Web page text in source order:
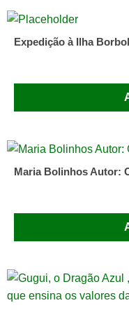
Expedição à Ilha
Maria Bolinhos Autor: